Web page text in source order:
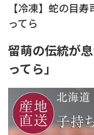
【冷凍】蛇の目
ってら
留萌の伝統が
ってら」